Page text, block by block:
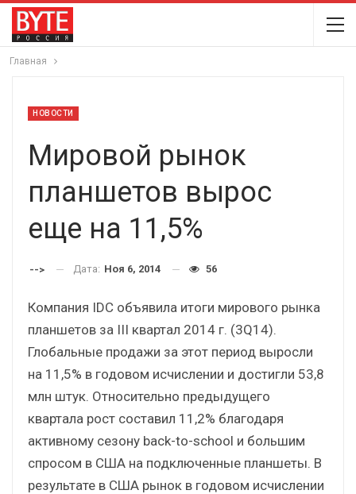
Главная
НОВОСТИ
Мировой рынок
планшетов вырос
еще на 11,5%
--> Дата: Ноя 6, 2014 56
Компания IDC объявила итоги мирового рынка
планшетов за III квартал 2014 г. (3Q14).
Глобальные продажи за этот период выросли
на 11,5% в годовом исчислении и достигли 53,8
млн штук. Относительно предыдущего
квартала рост составил 11,2% благодаря
активному сезону back-to-school и большим
спросом в США на подключенные планшеты. В
результате в США рынок в годовом исчислении